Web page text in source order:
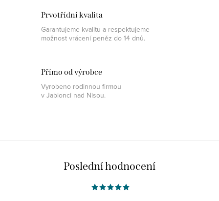
Prvotřídní kvalita
Garantujeme kvalitu a respektujeme
možnost vrácení peněz do 14 dnů.
Přímo od výrobce
Vyrobeno rodinnou firmou
v Jablonci nad Nisou.
Poslední hodnocení